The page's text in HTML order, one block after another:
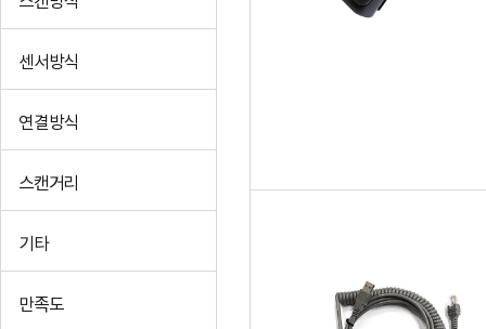
센서방식
연결방식
스캔거리
기타
만족도